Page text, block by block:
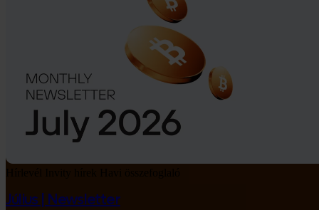
Július | Newsletter